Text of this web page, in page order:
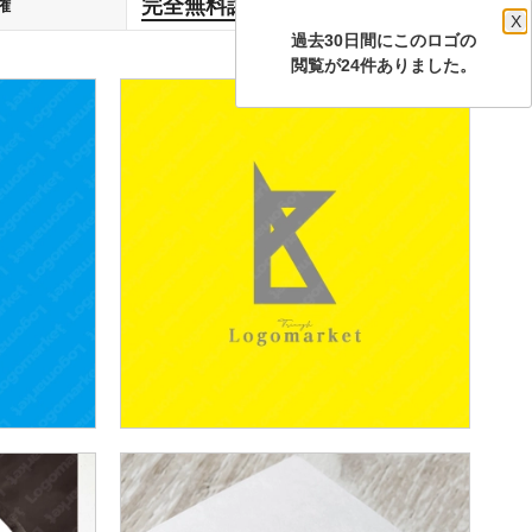
過去30日間にこのロゴの
X
閲覧が24件ありました。